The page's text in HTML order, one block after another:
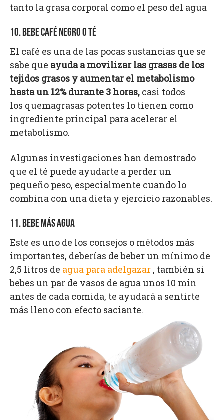
tanto la grasa corporal como el peso del agua
10. BEBE CAFÉ NEGRO O TÉ
El café es una de las pocas sustancias que se
sabe que ayuda a movilizar las grasas de los
tejidos grasos y aumentar el metabolismo
hasta un 12% durante 3 horas, casi todos
los quemagrasas potentes lo tienen como
ingrediente principal para acelerar el
metabolismo.
Algunas investigaciones han demostrado
que el té puede ayudarte a perder un
pequeño peso, especialmente cuando lo
combina con una dieta y ejercicio razonables.
11. BEBE MÁS AGUA
Este es uno de los consejos o métodos más
importantes, deberías de beber un mínimo de
2,5 litros de agua para adelgazar , también si
bebes un par de vasos de agua unos 10 min
antes de cada comida, te ayudará a sentirte
más lleno con efecto saciante.